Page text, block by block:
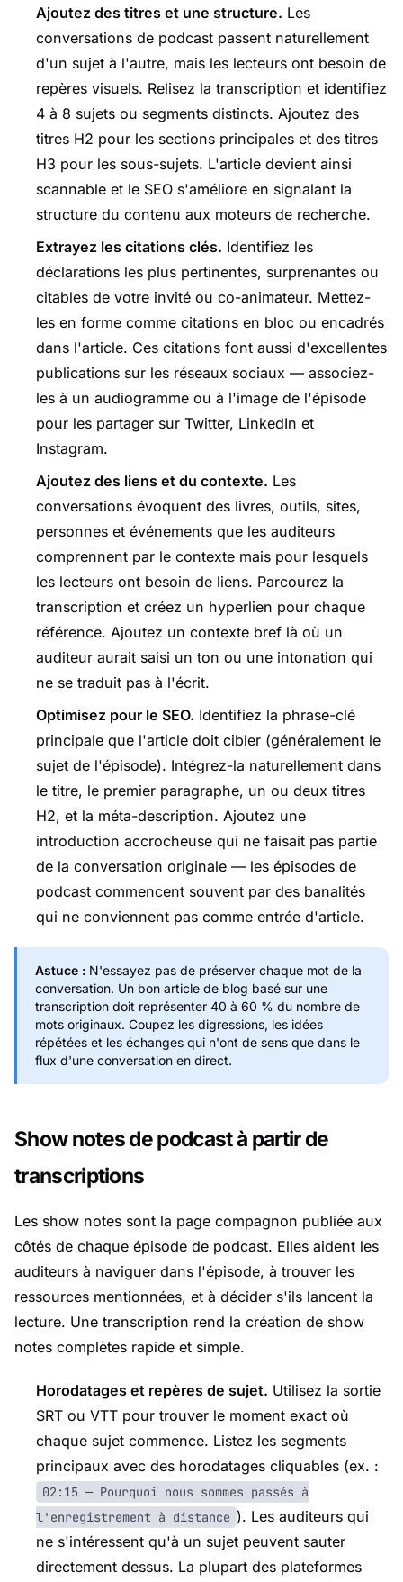
Ajoutez des titres et une structure. Les
conversations de podcast passent naturellement
d'un sujet à l'autre, mais les lecteurs ont besoin de
repères visuels. Relisez la transcription et identifiez
4 à 8 sujets ou segments distincts. Ajoutez des
titres H2 pour les sections principales et des titres
H3 pour les sous-sujets. L'article devient ainsi
scannable et le SEO s'améliore en signalant la
structure du contenu aux moteurs de recherche.
Extrayez les citations clés. Identifiez les
déclarations les plus pertinentes, surprenantes ou
citables de votre invité ou co-animateur. Mettez-
les en forme comme citations en bloc ou encadrés
dans l'article. Ces citations font aussi d'excellentes
publications sur les réseaux sociaux — associez-
les à un audiogramme ou à l'image de l'épisode
pour les partager sur Twitter, LinkedIn et
Instagram.
Ajoutez des liens et du contexte. Les
conversations évoquent des livres, outils, sites,
personnes et événements que les auditeurs
comprennent par le contexte mais pour lesquels
les lecteurs ont besoin de liens. Parcourez la
transcription et créez un hyperlien pour chaque
référence. Ajoutez un contexte bref là où un
auditeur aurait saisi un ton ou une intonation qui
ne se traduit pas à l'écrit.
Optimisez pour le SEO. Identifiez la phrase-clé
principale que l'article doit cibler (généralement le
sujet de l'épisode). Intégrez-la naturellement dans
le titre, le premier paragraphe, un ou deux titres
H2, et la méta-description. Ajoutez une
introduction accrocheuse qui ne faisait pas partie
de la conversation originale — les épisodes de
podcast commencent souvent par des banalités
qui ne conviennent pas comme entrée d'article.
Astuce : N'essayez pas de préserver chaque mot de la
conversation. Un bon article de blog basé sur une
transcription doit représenter 40 à 60 % du nombre de
mots originaux. Coupez les digressions, les idées
répétées et les échanges qui n'ont de sens que dans le
flux d'une conversation en direct.
Show notes de podcast à partir de
transcriptions
Les show notes sont la page compagnon publiée aux
côtés de chaque épisode de podcast. Elles aident les
auditeurs à naviguer dans l'épisode, à trouver les
ressources mentionnées, et à décider s'ils lancent la
lecture. Une transcription rend la création de show
notes complètes rapide et simple.
Horodatages et repères de sujet. Utilisez la sortie
SRT ou VTT pour trouver le moment exact où
chaque sujet commence. Listez les segments
principaux avec des horodatages cliquables (ex. :
02:15 — Pourquoi nous sommes passés à
l'enregistrement à distance ). Les auditeurs qui
ne s'intéressent qu'à un sujet peuvent sauter
directement dessus. La plupart des plateformes